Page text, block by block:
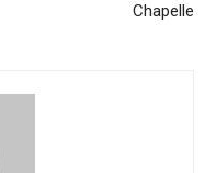
Chapelle